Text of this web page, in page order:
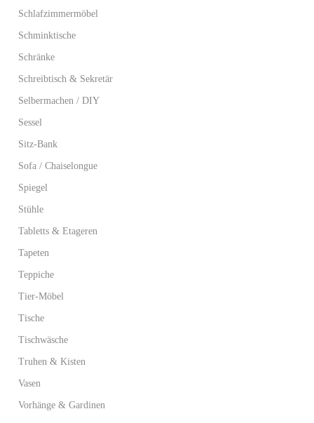
Schlafzimmermöbel
Schminktische
Schränke
Schreibtisch & Sekretär
Selbermachen / DIY
Sessel
Sitz-Bank
Sofa / Chaiselongue
Spiegel
Stühle
Tabletts & Etageren
Tapeten
Teppiche
Tier-Möbel
Tische
Tischwäsche
Truhen & Kisten
Vasen
Vorhänge & Gardinen